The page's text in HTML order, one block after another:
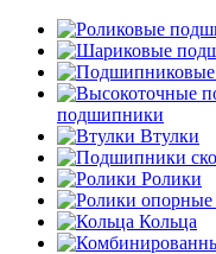
подшипники
Втулки
Ролики
Кольца